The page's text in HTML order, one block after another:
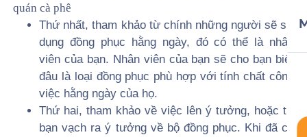
quán cà phê
Thứ nhất, tham khảo từ chính những người sẽ sử
dụng đồng phục hằng ngày, đó có thể là nhân
viên của bạn. Nhân viên của bạn sẽ cho bạn biết
đâu là loại đồng phục phù hợp với tính chất công
việc hằng ngày của họ.
Thứ hai, tham khảo về việc lên ý tưởng, hoặc tự
bạn vạch ra ý tưởng về bộ đồng phục. Khi đã có